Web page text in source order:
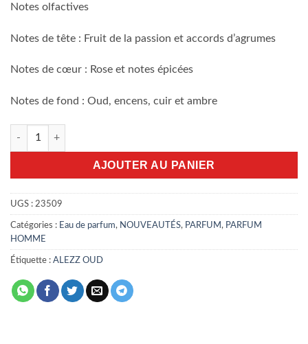
Notes olfactives
Notes de tête : Fruit de la passion et accords d’agrumes
Notes de cœur : Rose et notes épicées
Notes de fond : Oud, encens, cuir et ambre
quantité de Hersh -0° 100ml EDP
AJOUTER AU PANIER
UGS : 23509
Catégories : Eau de parfum, NOUVEAUTÉS, PARFUM , PARFUM
HOMME
Étiquette : ALEZZ OUD